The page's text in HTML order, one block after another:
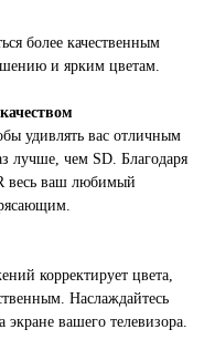
более качественным
и ярким цветам.
удивлять вас отличным
лучше, чем SD. Благодаря
весь ваш любимый
корректирует цвета,
Наслаждайтесь
вашего телевизора.